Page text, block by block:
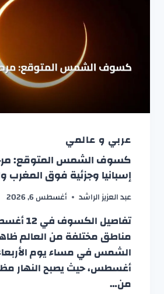
عربي و عالمي
كسوف الشمس المتوقع:
إسبانيا وجزئية فوق المغرب
عبد العزيز الراشد أغسطس 6, 2026
تفاصيل
مناطق مختلفة من العالم
أغسطس، حيث يصبح النهار
من…